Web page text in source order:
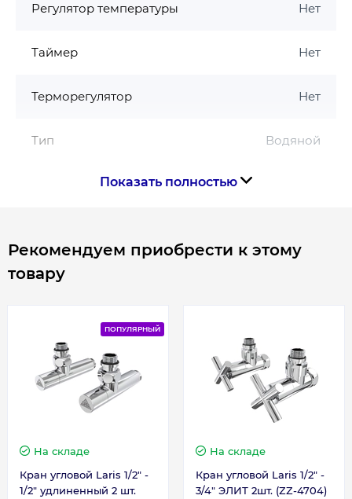
Регулятор температуры Нет
Таймер Нет
Терморегулятор Нет
Тип Водяной
Ширина, мм 500
Гарантия производителя, мес 60
Показать полностью
Рекомендуем приобрести к этому
товару
ПОПУЛЯРНЫЙ
На складе
Кран угловой Laris 1/2" -
1/2" удлиненный 2 шт.
На складе
Кран угловой Laris 1/2" -
3/4" ЭЛИТ 2шт. (ZZ-4704)